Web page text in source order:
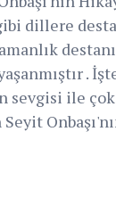
dillere
destanı
.
sevgisi ile